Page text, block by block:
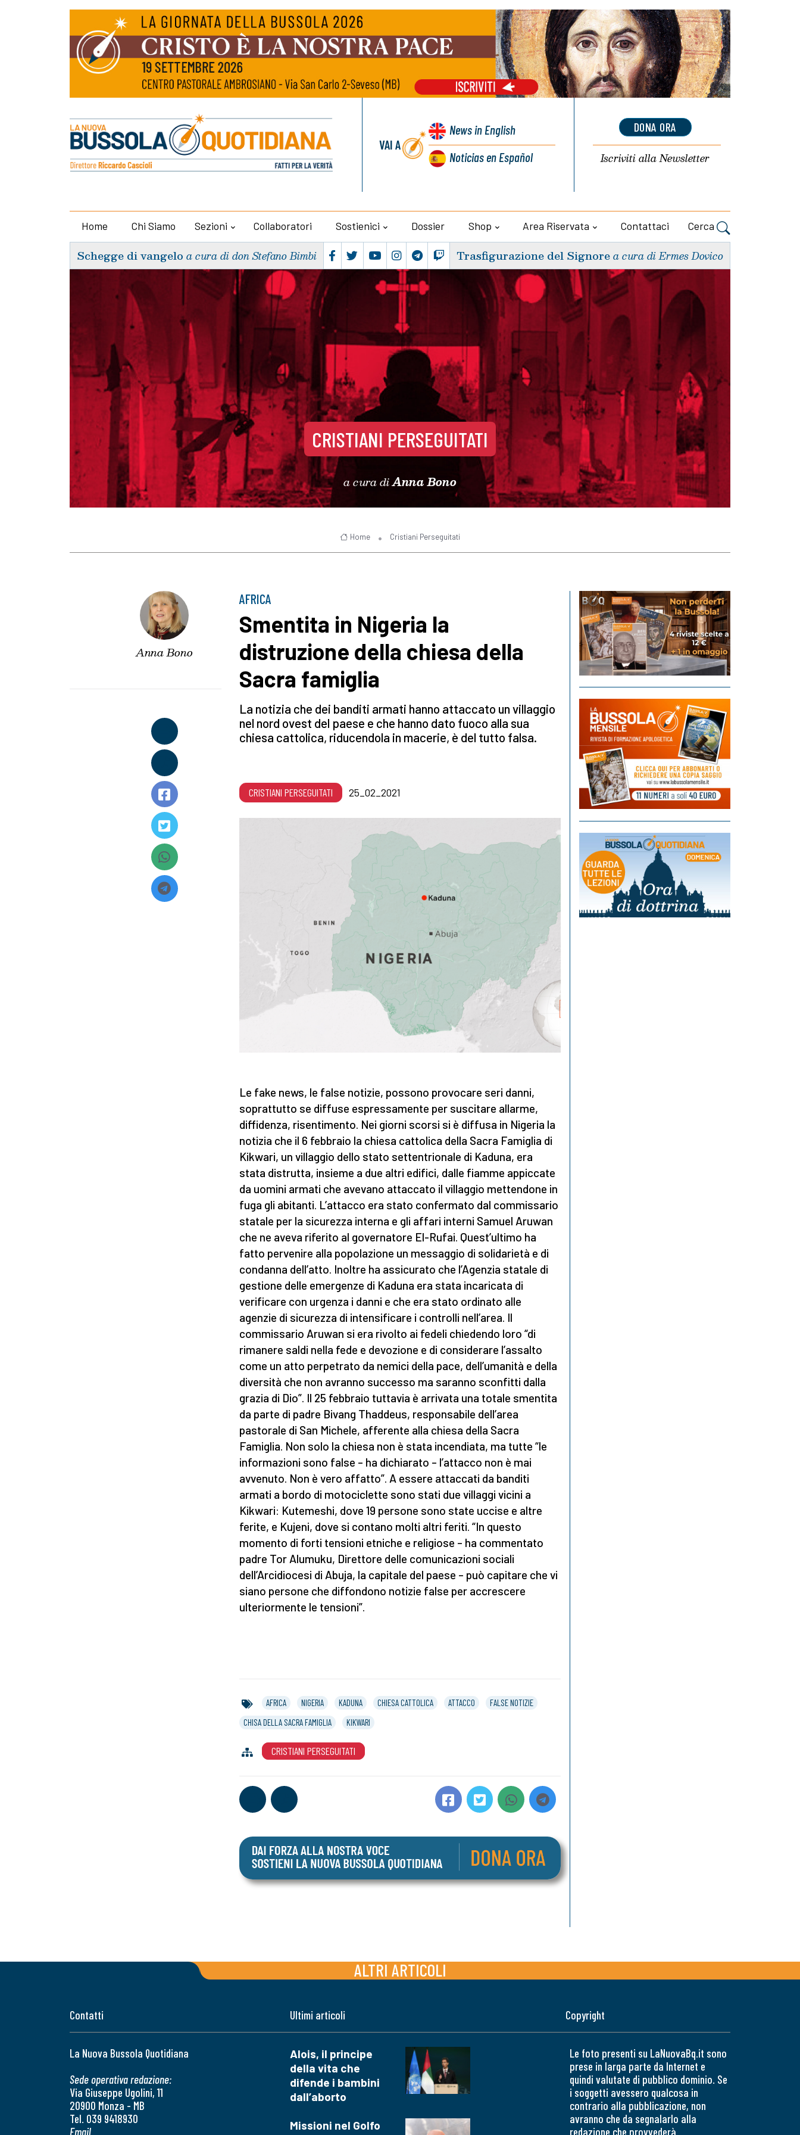
VAI A
Newsin English
Noticiasen Español
DONA ORA
Iscriviti allaNewsletter
Home Chi Siamo Sezioni Collaboratori Sostienici Dossier Shop Area Riservata Contattaci Cerca
Schegge di vangelo a cura di don Stefano Bimbi Trasfigurazione del Signorea cura di Ermes Dovico
CRISTIANI PERSEGUITATI
a cura diAnna Bono
Home Cristiani Perseguitati
Anna Bono
AFRICA
Smentita in Nigeria la
distruzione della chiesa della
Sacra famiglia
La notizia che dei banditi armati hanno attaccato un villaggio
nel nord ovest del paese e che hanno dato fuoco alla sua
chiesa cattolica, riducendola in macerie, è del tutto falsa.
CRISTIANI PERSEGUITATI 25_02_2021
Le fake news, le false notizie, possono provocare seri danni,
soprattutto se diffuse espressamente per suscitare allarme,
diffidenza, risentimento. Nei giorni scorsi si è diffusa in Nigeria la
notizia che il 6 febbraio la chiesa cattolica della Sacra Famiglia di
Kikwari, un villaggio dello stato settentrionale di Kaduna, era
stata distrutta, insieme a due altri edifici, dalle fiamme appiccate
da uomini armati che avevano attaccato il villaggio mettendone in
fuga gli abitanti. L’attacco era stato confermato dal commissario
statale per la sicurezza interna e gli affari interni Samuel Aruwan
che ne aveva riferito al governatore El-Rufai. Quest’ultimo ha
fatto pervenire alla popolazione un messaggio di solidarietà e di
condanna dell’atto. Inoltre ha assicurato che l’Agenzia statale di
gestione delle emergenze di Kaduna era stata incaricata di
verificare con urgenza i danni e che era stato ordinato alle
agenzie di sicurezza di intensificare i controlli nell’area. Il
commissario Aruwan si era rivolto ai fedeli chiedendo loro “di
rimanere saldi nella fede e devozione e di considerare l’assalto
come un atto perpetrato da nemici della pace, dell’umanità e della
diversità che non avranno successo ma saranno sconfitti dalla
grazia di Dio”. Il 25 febbraio tuttavia è arrivata una totale smentita
da parte di padre Bivang Thaddeus, responsabile dell’area
pastorale di San Michele, afferente alla chiesa della Sacra
Famiglia. Non solo la chiesa non è stata incendiata, ma tutte “le
informazioni sono false – ha dichiarato – l’attacco non è mai
avvenuto. Non è vero affatto”. A essere attaccati da banditi
armati a bordo di motociclette sono stati due villaggi vicini a
Kikwari: Kutemeshi, dove 19 persone sono state uccise e altre
ferite, e Kujeni, dove si contano molti altri feriti. “In questo
momento di forti tensioni etniche e religiose – ha commentato
padre Tor Alumuku, Direttore delle comunicazioni sociali
dell’Arcidiocesi di Abuja, la capitale del paese – può capitare che vi
siano persone che diffondono notizie false per accrescere
ulteriormente le tensioni”.
AFRICA NIGERIA KADUNA CHIESA CATTOLICA ATTACCO
FALSE NOTIZIE
CHISA DELLA SACRA FAMIGLIA
KIKWARI
CRISTIANI PERSEGUITATI
ALTRI ARTICOLI
Contatti
La Nuova Bussola Quotidiana
Sede operativa redazione:
Via Giuseppe Ugolini, 11
20900 Monza - MB
Tel. 039 9418930
Email
Ultimi articoli
Alois, il principe
della vita che
difende i bambini
dall’aborto
Missioni nel Golfo
Copyright
Le foto presenti su LaNuovaBq.it sono
prese in larga parte da Internet e
quindi valutate di pubblico dominio. Se
i soggetti avessero qualcosa in
contrario alla pubblicazione, non
avranno che da segnalarlo alla
redazione che provvederà